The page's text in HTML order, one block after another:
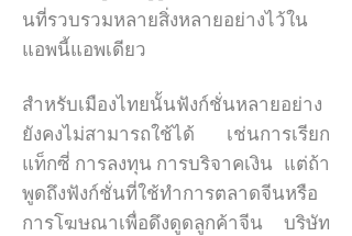
WeChat OA ของตัวเองก่อนเพื่อทำการ
โฆษณาจากบัญชีนี้ออกไป แต่สำหรับ
สามารถให้เอเจนซี่โฆษณาจาก
WeChat OA อื่นของเอเจ้นซี่ได้
สนใจลงโฆษณา WeChat
นที่รวบรวมหลายสิ่งหลายอย่างไว้ใน
แอพนี้แอพเดียว
สำหรับเมืองไทยนั้นฟังก์ชั่นหลายอย่าง
ยังคงไม่สามารถใช้ได้ เช่นการเรียก
แท็กซี่ การลงทุน การบริจาคเงิน แต่ถ้า
พูดถึงฟังก์ชั่นที่ใช้ทำการตลาดจีนหรือ
การโฆษณาเพื่อดึงดูดลูกค้าจีน บริษัท